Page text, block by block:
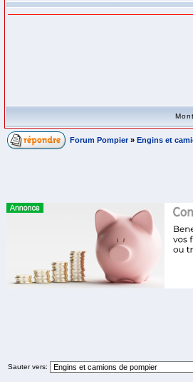
Forum Pompier » Engins et
Sauter vers: